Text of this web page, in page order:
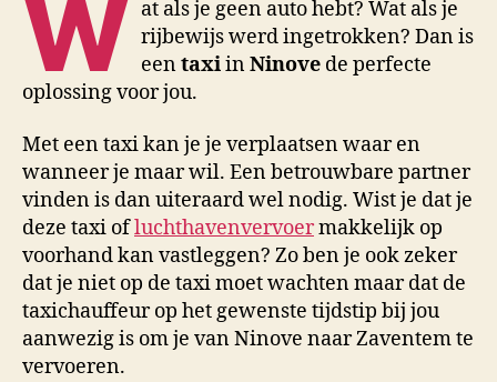
W at als je geen auto hebt? Wat als je
rijbewijs werd ingetrokken? Dan is
eentaxiinNinove de perfecte
oplossing voor jou.
Met een taxi kan je je verplaatsen waar en
wanneer je maar wil. Een betrouwbare partner
vinden is dan uiteraard wel nodig. Wist je dat je
deze taxi ofluchthavenvervoermakkelijk op
voorhand kan vastleggen? Zo ben je ook zeker
dat je niet op de taxi moet wachten maar dat de
taxichauffeur op het gewenste tijdstip bij jou
aanwezig is om je van Ninove naar Zaventem te
vervoeren.